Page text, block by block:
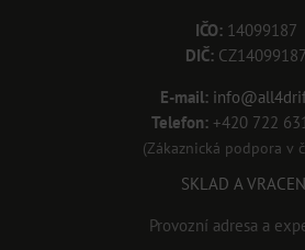
IČO:14099187
DIČ:CZ14099187
E-mail:
Telefon: +420 722
(Zákaznická podpora v
SKLAD A
Provozní adresa a